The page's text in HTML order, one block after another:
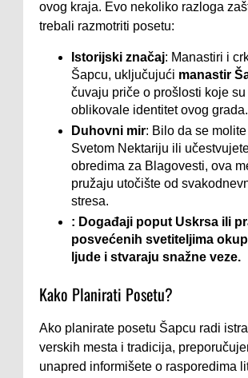
ovog kraja. Evo nekoliko razloga
trebali razmotriti posetu:
Istorijski značaj: Manastiri i
Šapcu, uključujući manastir
čuvaju priče o prošlosti koje su
oblikovale identitet ovog grada.
Duhovni mir: Bilo da se molite
Svetom Nektariju ili
obredima za Blagovesti, ova
pružaju utočište od
stresa.
: Događaji poput Uskrsa ili
posvećenih svetiteljima
ljude i stvaraju snažne veze.
Kako Planirati Posetu?
Ako planirate posetu Šapcu radi
verskih mesta i tradicija,
unapred informišete o rasporedima